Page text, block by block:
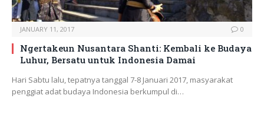
JANUARY 11, 2017 0
Ngertakeun Nusantara Shanti: Kembali ke Budaya
Luhur, Bersatu untuk Indonesia Damai
Hari Sabtu lalu, tepatnya tanggal 7-8 Januari 2017, masyarakat
penggiat adat budaya Indonesia berkumpul di…